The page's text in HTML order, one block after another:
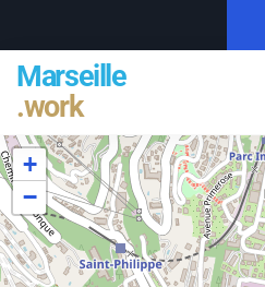
Marseille
.work
+
−